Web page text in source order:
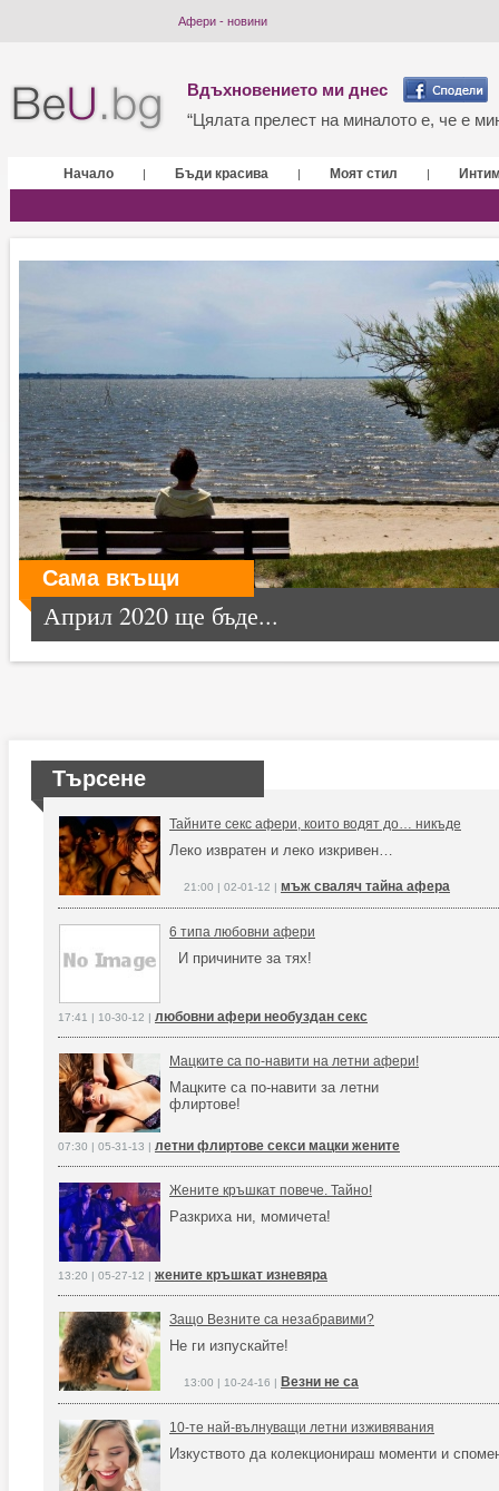
Афери - новини
Вдъхновението ми днес
“Цялата прелест на миналото е, че е
Начало | Бъди красива | Моят стил |
Сама вкъщи
Април 2020 ще бъде...
Търсене
Тайните секс афери, които водят до… никъде
Леко извратен и леко изкривен…
21:00 | 02-01-12 | мъж сваляч тайна афера
6 типа любовни афери
И причините за тях!
17:41 | 10-30-12 | любовни афери необуздан секс
Мацките са по-навити на летни афери!
Мацките са по-навити за летни
флиртове!
07:30 | 05-31-13 | летни флиртове секси мацки жените
Жените кръшкат повече. Тайно!
Разкриха ни, момичета!
13:20 | 05-27-12 | жените кръшкат изневяра
Защо Везните са незабравими?
Не ги изпускайте!
13:00 | 10-24-16 | Везни не са
10-те най-вълнуващи летни изживявания
Изкуството да колекционираш моменти и